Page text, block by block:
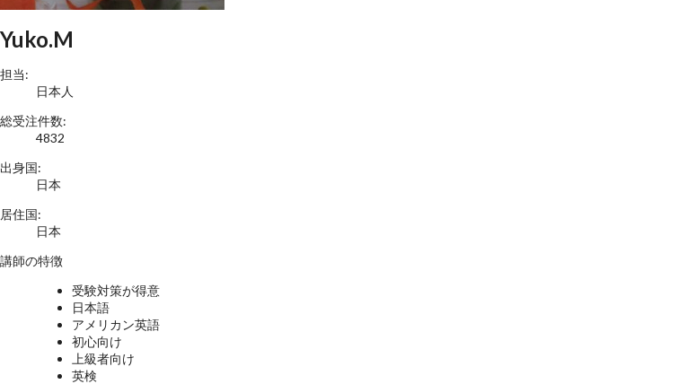
Yuko.M
担当:
日本人
総受注件数:
4832
出身国:
日本
居住国:
日本
講師の特徴
受験対策が得意
日本語
アメリカン英語
初心向け
上級者向け
英検